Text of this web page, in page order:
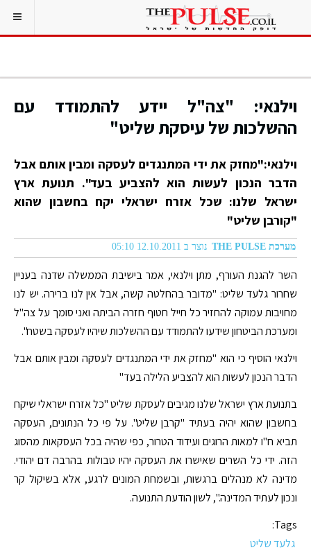
וילנאי: "צה"ל יידע להתמודד עם
ההשלכות של עיסקת שליט"
וילנאי:"מחזק את ידי המתנגדים לעסקה ומבין אותם אבל
הדבר הנכון לעשות הוא להצביע בעד". תנועת ארץ
ישראל שלנו: שכל אזרח ישראלי יקח בחשבון שהוא
"קורבן שליט"
מערכת THE PULSE נוצר ב 12.10.2011 05:10
השר להגנת העורף, מתן וילנאי, אמר בישיבת הממשלה שדנה בעניין
שחרור גלעד שליט: "מדובר בהחלטה קשה, אבל אין לנו ברירה. יש לנו
מחויבות עמוקה להחזיר כל חייל חטוף חזרה הביתה ואני סומך על צה"ל
ומערכת הביטחון שידעו להתמודד עם ההשלכות שיהיו לעסקה בשטח".
וילנאי הוסיף כי הוא "מחזק את ידי המתנגדים לעסקה ומבין אותם אבל
הדבר הנכון לעשות הוא להצביע הלילה בעד"
בתנועת ארץ ישראל שלנו מגיבים לעסקת שליט "כל אזרח ישראלי שיקח
בחשבון שהוא יהיה בעתיד "קרבן שליט". על פי כל הנתונים, העסקה
תביא ח"ו למאות הרוגים ועידוד הטרור, כפי שהיה בכל העסקאות מהסוג
הזה. ידי כל השרים שאישרו את העסקה יהיו טבולות בהרבה דם יהודי.
מדינה לא מנהלים ברגשות, ובשמחת המונים לרגע, אלא בשיקול קר
ונכון לעתיד המדינה.", לשון הודעת התנועה.
Tags:
גלעד שליט